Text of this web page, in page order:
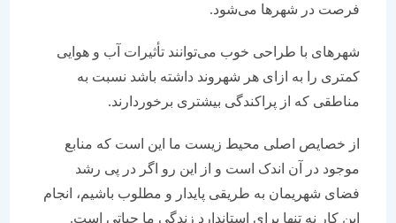
فرصت در شهرها می‌شود.
شهرهای با طراحی خوب می‌توانند تأثیرات آب و هوایی
کمتری را به ازای هر شهروند داشته باشد نسبت به
مناطقی که از پراکندگی بیشتری برخوردارند.
از خصایص اصلی محیط زیست ما این است که منابع
موجود در آن اندک است و از این رو اگر در پی رشد
فضای شهریمان به طریقی پایدار و مطلوب باشیم، انجام
این کار نه تنها برای استاندارد زندگی ما حیاتی است.